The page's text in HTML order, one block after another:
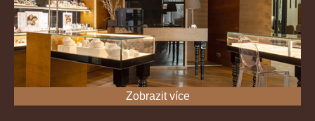
Zobrazit více